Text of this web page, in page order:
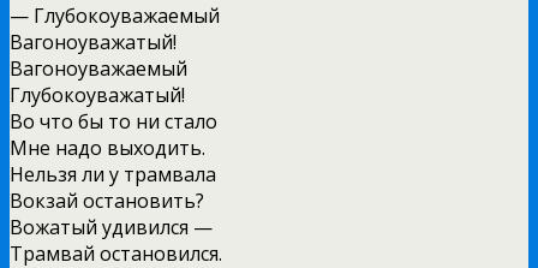
— Глубокоуважаемый
Вагоноуважатый!
Вагоноуважаемый
Глубокоуважатый!
Во что бы то ни стало
Мне надо выходить.
Нельзя ли у трамвала
Вокзай остановить?
Вожатый удивился —
Трамвай остановился.